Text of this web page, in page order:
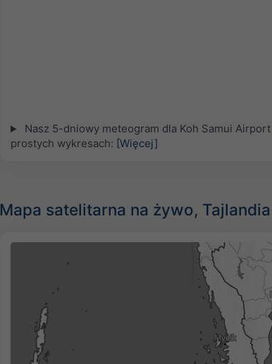
Nasz 5-dniowy meteogram dla Koh Samui
prostych wykresach: [Więcej]
Mapa satelitarna na żywo, Tajlandia